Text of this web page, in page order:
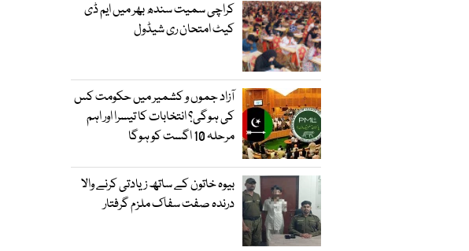
کراچی سمیت سندھ بھر میں ایم ڈی
کیٹ امتحان ری شیڈول
آزاد جموں و کشمیر میں حکومت کس
کی ہوگی؟ انتخابات کا تیسرا اور اہم
مرحلہ 10 اگست کو ہوگا
بیوہ خاتون کے ساتھ زیادتی کرنے والا
درندہ صفت سفاک ملزم گرفتار